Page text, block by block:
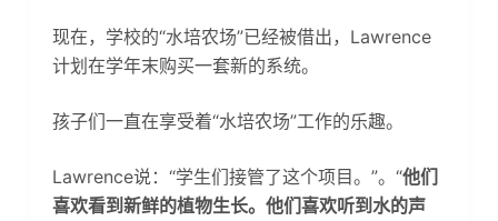
现在，学校的“水培农场”已经被借出，Lawrence
计划在学年末购买一套新的系统。
孩子们一直在享受着“水培农场”工作的乐趣。
Lawrence说：“学生们接管了这个项目。”。“他们
喜欢看到新鲜的植物生长。他们喜欢听到水的声